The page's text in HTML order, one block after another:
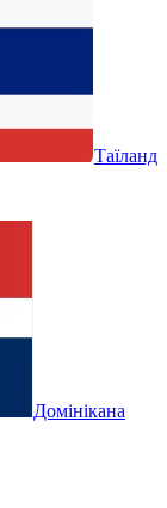
Таїланд
Домінікана